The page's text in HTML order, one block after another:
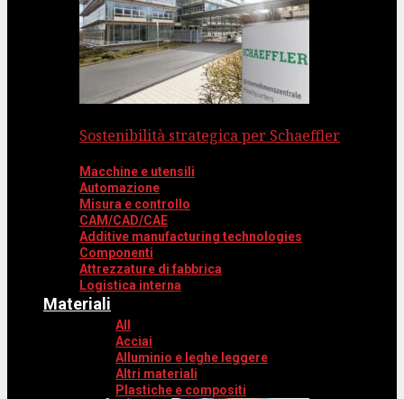
Sostenibilità strategica per Schaeffler
Macchine e utensili
Automazione
Misura e controllo
CAM/CAD/CAE
Additive manufacturing technologies
Componenti
Attrezzature di fabbrica
Logistica interna
Materiali
All
Acciai
Alluminio e leghe leggere
Altri materiali
Plastiche e compositi